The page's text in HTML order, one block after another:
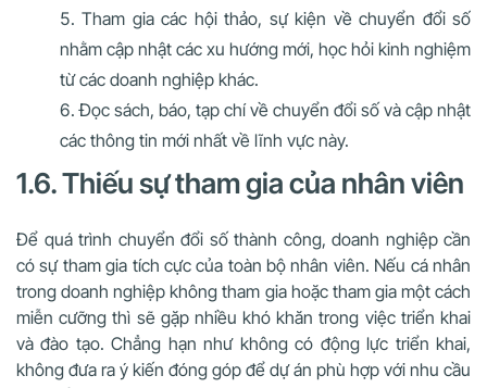
Tham gia các hội thảo, sự kiện về chuyển đổi số
nhằm cập nhật các xu hướng mới, học hỏi kinh nghiệm
từ các doanh nghiệp khác.
Đọc sách, báo, tạp chí về chuyển đổi số và cập nhật
các thông tin mới nhất về lĩnh vực này.
1.6. Thiếu sự tham gia của nhân viên
Để quá trình chuyển đổi số thành công, doanh nghiệp cần
có sự tham gia tích cực của toàn bộ nhân viên. Nếu cá nhân
trong doanh nghiệp không tham gia hoặc tham gia một cách
miễn cưỡng thì sẽ gặp nhiều khó khăn trong việc triển khai
và đào tạo. Chẳng hạn như không có động lực triển khai,
không đưa ra ý kiến đóng góp để dự án phù hợp với nhu cầu